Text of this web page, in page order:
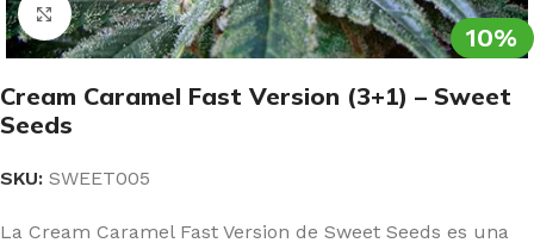
10%
Clic para ampliar
Cream Caramel Fast Version (3+1) – Sweet
Seeds
SKU: SWEET005
La Cream Caramel Fast Version de Sweet Seeds es una